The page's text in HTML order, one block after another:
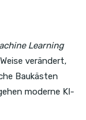
Learning
verändert,
Baukästen
moderne KI-